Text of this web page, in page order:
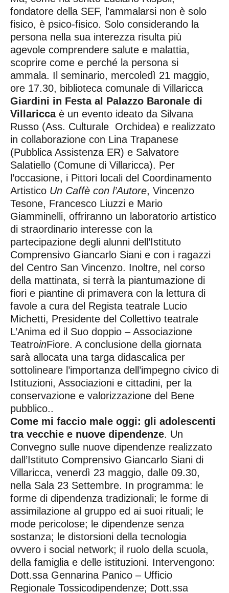
fondatore della SEF, l’ammalarsi non è solo
fisico, è psico-fisico. Solo considerando la
persona nella sua interezza risulta più
agevole comprendere salute e malattia,
scoprire come e perché la persona si
ammala. Il seminario, mercoledì 21 maggio,
ore 17.30, biblioteca comunale di Villaricca
Giardini in Festa al Palazzo Baronale di
Villariccaè un evento ideato da Silvana
Russo (Ass. Culturale Orchidea) e realizzato
in collaborazione con Lina Trapanese
(Pubblica Assistenza ER) e Salvatore
Salatiello (Comune di Villaricca). Per
l’occasione, i Pittori locali del Coordinamento
Artistico Un Caffè con l’Autore, Vincenzo
Tesone, Francesco Liuzzi e Mario
Giamminelli, offriranno un laboratorio artistico
di straordinario interesse con la
partecipazione degli alunni dell’Istituto
Comprensivo Giancarlo Siani e con i ragazzi
del Centro San Vincenzo. Inoltre, nel corso
della mattinata, si terrà la piantumazione di
fiori e piantine di primavera con la lettura di
favole a cura del Regista teatrale Lucio
Michetti, Presidente del Collettivo teatrale
L’Anima ed il Suo doppio – Associazione
TeatroinFiore. A conclusione della giornata
sarà allocata una targa didascalica per
sottolineare l’importanza dell’impegno civico di
Istituzioni, Associazioni e cittadini, per la
conservazione e valorizzazione del Bene
pubblico..
Come mi faccio male oggi: gli adolescenti
tra vecchie e nuove dipendenze. Un
Convegno sulle nuove dipendenze realizzato
dall’Istituto Comprensivo Giancarlo Siani di
Villaricca, venerdì 23 maggio, dalle 09.30,
nella Sala 23 Settembre. In programma: le
forme di dipendenza tradizionali; le forme di
assimilazione al gruppo ed ai suoi rituali; le
mode pericolose; le dipendenze senza
sostanza; le distorsioni della tecnologia
ovvero i social network; il ruolo della scuola,
della famiglia e delle istituzioni. Intervengono:
Dott.ssa Gennarina Panico – Ufficio
Regionale Tossicodipendenze; Dott.ssa